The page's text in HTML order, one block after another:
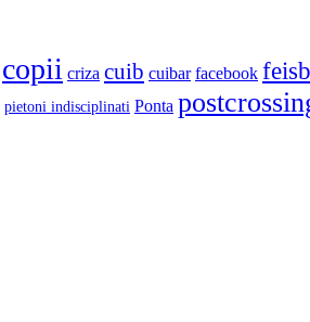
copii criza cuib cuibar facebook
pietoni indisciplinati Ponta